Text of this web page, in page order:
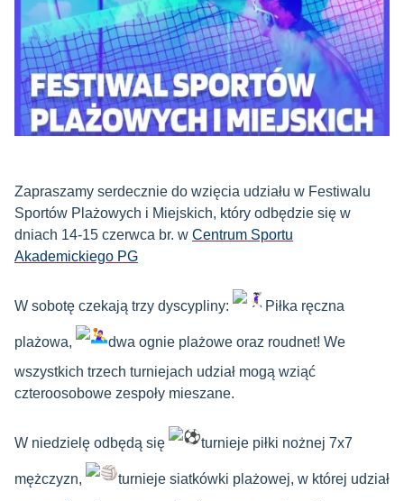
Zapraszamy serdecznie do wzięcia udziału w Festiwalu
Sportów Plażowych i Miejskich, który odbędzie się w
dniach 14-15 czerwca br. w Centrum Sportu
Akademickiego PG
W sobotę czekają trzy dyscypliny: Piłka ręczna
plażowa,
dwa ognie plażowe oraz roudnet! We
wszystkich trzech turniejach udział mogą wziąć
czteroosobowe zespoły mieszane.
W niedzielę odbędą się turnieje piłki nożnej 7x7
mężczyzn,
turnieje siatkówki plażowej, w której udział